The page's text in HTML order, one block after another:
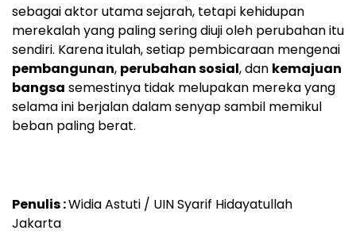
sebagai aktor utama sejarah, tetapi kehidupan
merekalah yang paling sering diuji oleh perubahan itu
sendiri. Karena itulah, setiap pembicaraan mengenai
pembangunan, perubahan sosial, dan kemajuan
bangsa semestinya tidak melupakan mereka yang
selama ini berjalan dalam senyap sambil memikul
beban paling berat.
Penulis :Widia Astuti / UIN Syarif Hidayatullah
Jakarta